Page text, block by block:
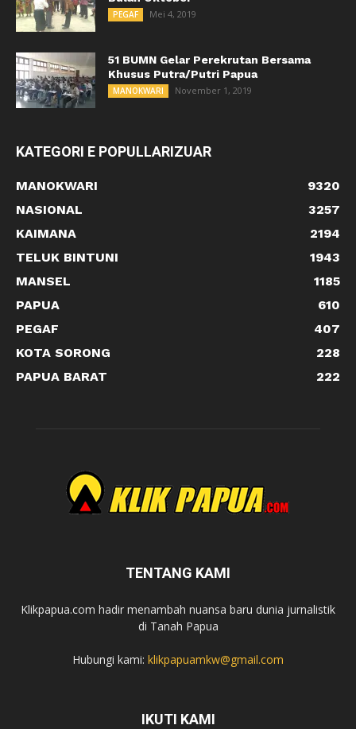
PEGAF Mei 4, 2019
51 BUMN Gelar Perekrutan Bersama
Khusus Putra/Putri Papua
MANOKWARI November 1, 2019
KATEGORI E POPULLARIZUAR
MANOKWARI
9320
NASIONAL
3257
KAIMANA
2194
TELUK BINTUNI
1943
MANSEL
1185
PAPUA
610
PEGAF
407
KOTA SORONG
228
PAPUA BARAT
222
TENTANG KAMI
Klikpapua.com hadir menambah nuansa baru dunia jurnalistik
di Tanah Papua
Hubungi kami: klikpapuamkw@gmail.com
IKUTI KAMI